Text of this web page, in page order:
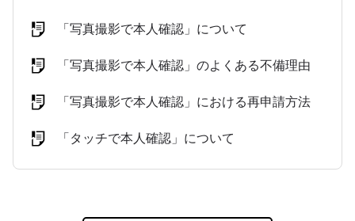
「写真撮影で本人確認」について
「写真撮影で本人確認」のよくある不備理由
「写真撮影で本人確認」における再申請方法
「タッチで本人確認」について